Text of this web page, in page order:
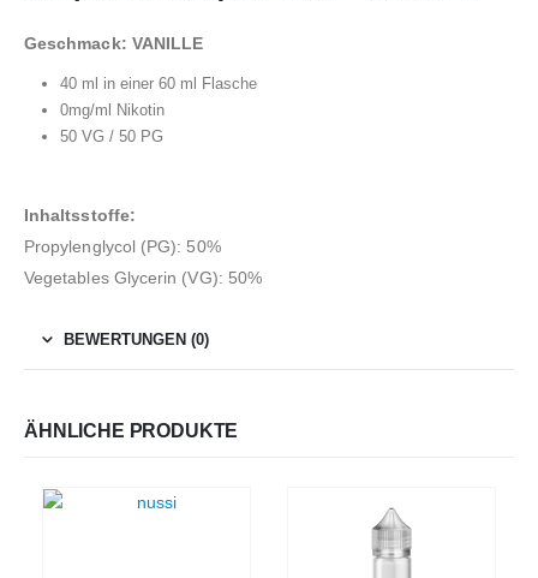
Geschmack: VANILLE
40 ml in einer 60 ml Flasche
0mg/ml Nikotin
50 VG / 50 PG
Inhaltsstoffe:
Propylenglycol (PG): 50%
Vegetables Glycerin (VG): 50%
BEWERTUNGEN (0)
ÄHNLICHE PRODUKTE